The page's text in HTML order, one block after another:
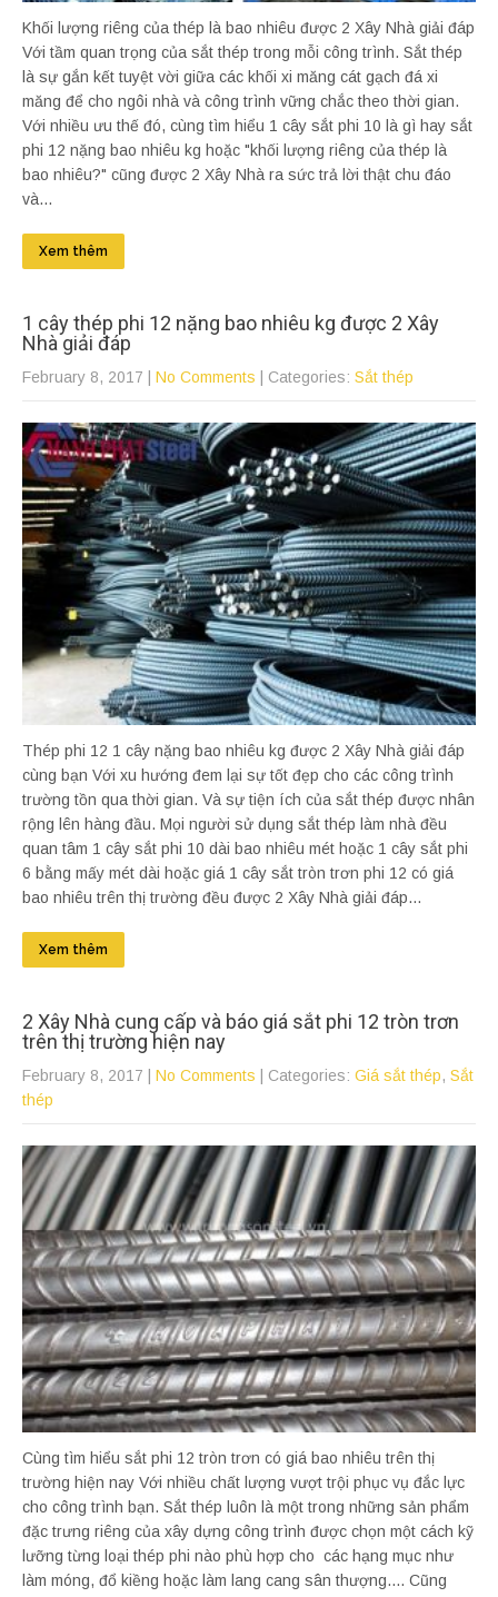
Khối lượng riêng của thép là bao nhiêu được 2 Xây Nhà giải đáp
Với tầm quan trọng của sắt thép trong mỗi công trình. Sắt thép
là sự gắn kết tuyệt vời giữa các khối xi măng cát gạch đá xi
măng để cho ngôi nhà và công trình vững chắc theo thời gian.
Với nhiều ưu thế đó, cùng tìm hiểu 1 cây sắt phi 10 là gì hay sắt
phi 12 nặng bao nhiêu kg hoặc "khối lượng riêng của thép là
bao nhiêu?" cũng được 2 Xây Nhà ra sức trả lời thật chu đáo
và...
Xem thêm
1 cây thép phi 12 nặng bao nhiêu kg được 2 Xây
Nhà giải đáp
February 8, 2017 No Comments | Categories: Sắt thép
Thép phi 12 1 cây nặng bao nhiêu kg được 2 Xây Nhà giải đáp
cùng bạn Với xu hướng đem lại sự tốt đẹp cho các công trình
trường tồn qua thời gian. Và sự tiện ích của sắt thép được nhân
rộng lên hàng đầu. Mọi người sử dụng sắt thép làm nhà đều
quan tâm 1 cây sắt phi 10 dài bao nhiêu mét hoặc 1 cây sắt phi
6 bằng mấy mét dài hoặc giá 1 cây sắt tròn trơn phi 12 có giá
bao nhiêu trên thị trường đều được 2 Xây Nhà giải đáp...
Xem thêm
2 Xây Nhà cung cấp và báo giá sắt phi 12 tròn trơn
trên thị trường hiện nay
February 8, 2017 No Comments | Categories: Giá sắt thép, Sắt
thép
Cùng tìm hiểu sắt phi 12 tròn trơn có giá bao nhiêu trên thị
trường hiện nay Với nhiều chất lượng vượt trội phục vụ đắc lực
cho công trình bạn. Sắt thép luôn là một trong những sản phẩm
đặc trưng riêng của xây dựng công trình được chọn một cách kỹ
lưỡng từng loại thép phi nào phù hợp cho các hạng mục như
làm móng, đổ kiềng hoặc làm lang cang sân thượng.... Cũng